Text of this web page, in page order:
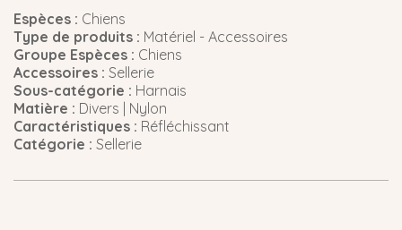
Espèces : Chiens
Type de produits : Matériel - Accessoires
Groupe Espèces : Chiens
Accessoires : Sellerie
Sous-catégorie : Harnais
Matière : Divers | Nylon
Caractéristiques : Réfléchissant
Catégorie : Sellerie